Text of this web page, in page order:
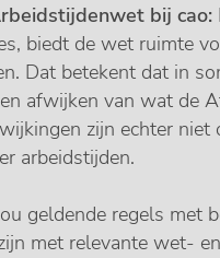
bij cao:
biedt de wet ruimte
Dat betekent dat in
afwijken van wat de
zijn echter
arbeidstijden.
geldende regels met
met relevante wet-